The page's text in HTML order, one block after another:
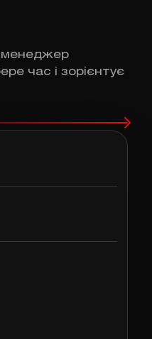
час і зорієнтує